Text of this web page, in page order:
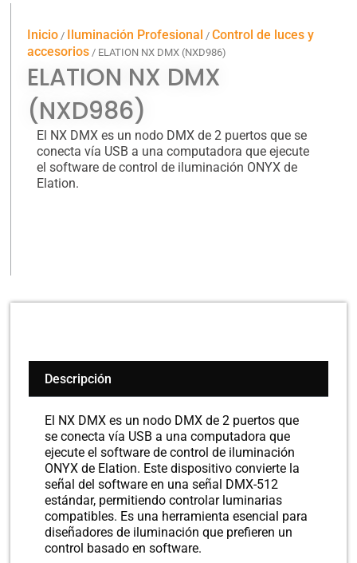
Inicio / Iluminación Profesional /Control de luces y
accesorios / ELATION NX DMX (NXD986)
ELATION NX DMX
(NXD986)
El NX DMX es un nodo DMX de 2 puertos que se
conecta vía USB a una computadora que ejecute
el software de control de iluminación ONYX de
Elation.
Descripción
El NX DMX es un nodo DMX de 2 puertos que
se conecta vía USB a una computadora que
ejecute el software de control de iluminación
ONYX de Elation. Este dispositivo convierte la
señal del software en una señal DMX-512
estándar, permitiendo controlar luminarias
compatibles. Es una herramienta esencial para
diseñadores de iluminación que prefieren un
control basado en software.